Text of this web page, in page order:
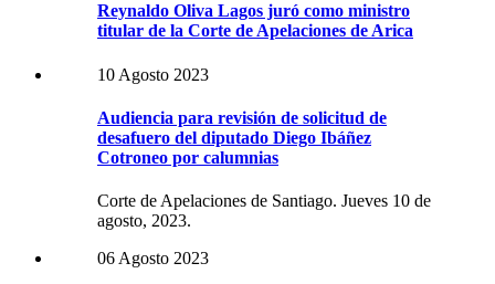
Reynaldo Oliva Lagos juró como ministro
titular de la Corte de Apelaciones de Arica
10 Agosto 2023
Audiencia para revisión de solicitud de
desafuero del diputado Diego Ibáñez
Cotroneo por calumnias
Corte de Apelaciones de Santiago. Jueves 10 de
agosto, 2023.
06 Agosto 2023